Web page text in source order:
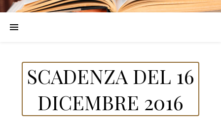
SCADENZA DEL 16
DICEMBRE 2016